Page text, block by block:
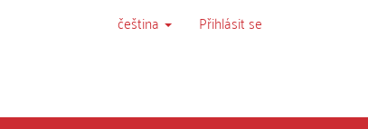
čeština Přihlásit se